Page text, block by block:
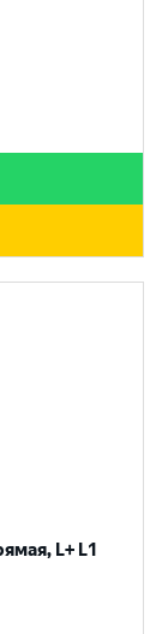
L+ L1